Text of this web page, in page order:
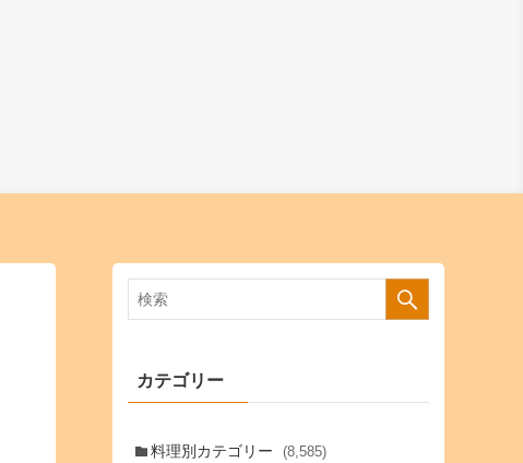
カテゴリー
料理別カテゴリー (8,585)